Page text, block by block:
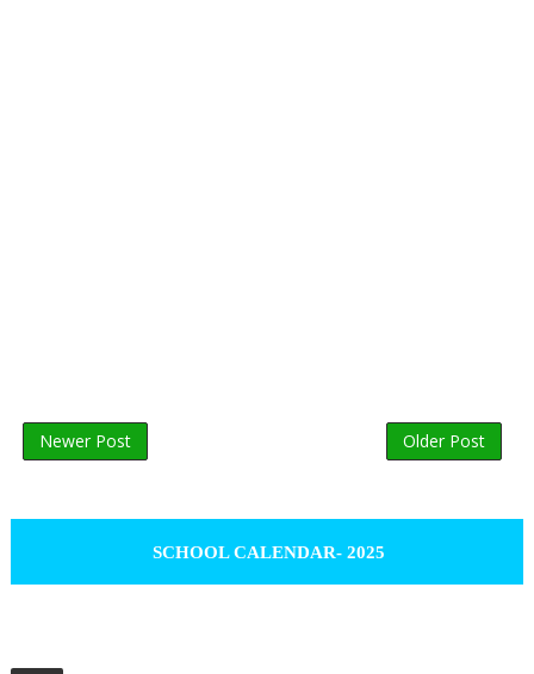
Newer Post Older Post
SCHOOL CALENDAR- 2025